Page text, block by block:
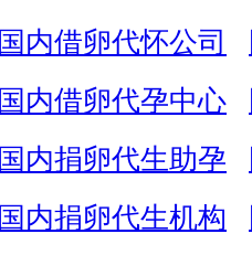
国内借卵代怀公司
国内借卵代孕中心
国内捐卵代生助孕
国内捐卵代生机构